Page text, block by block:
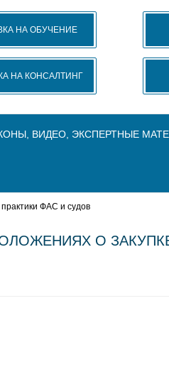
НА ОБУЧЕНИЕ
НА КОНСАЛТИНГ
ВИДЕО, ЭКСПЕРТНЫЕ
ФАС и судов
О